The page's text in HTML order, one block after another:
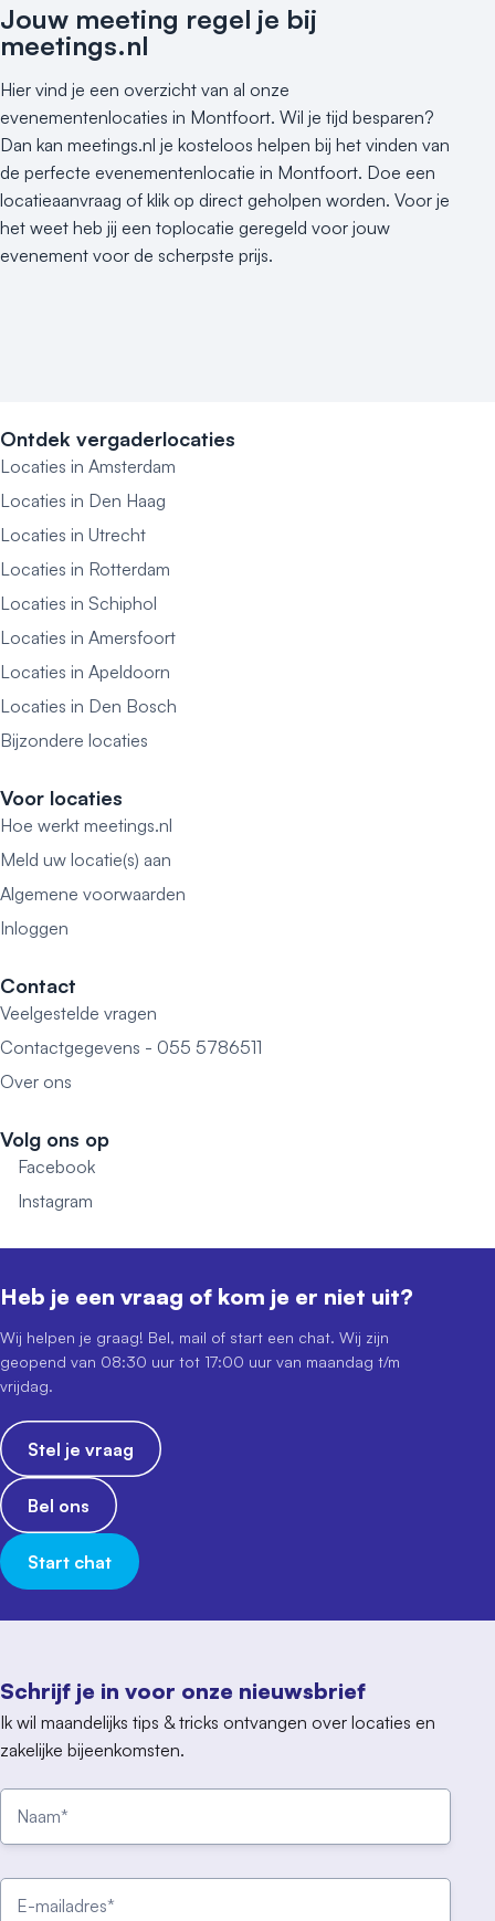
Buitenlocatie
Groene locatie
Heisessie
Hotel
Hybride events
Industriële locatie
Kasteel en landgoed
Jouw meeting regel je bij
meetings.nl
Hier vind je een overzicht van al onze
evenementenlocaties in Montfoort. Wil je tijd besparen?
Dan kan meetings.nl je kosteloos helpen bij het vinden van
de perfecte evenementenlocatie in Montfoort. Doe een
locatieaanvraag of klik op direct geholpen worden. Voor je
het weet heb jij een toplocatie geregeld voor jouw
evenement voor de scherpste prijs.
Ontdek vergaderlocaties
Locaties in Amsterdam
Locaties in Den Haag
Locaties in Utrecht
Locaties in Rotterdam
Locaties in Schiphol
Locaties in Amersfoort
Locaties in Apeldoorn
Locaties in Den Bosch
Bijzondere locaties
Voor locaties
Hoe werkt meetings.nl
Meld uw locatie(s) aan
Algemene voorwaarden
Inloggen
Contact
Veelgestelde vragen
Contactgegevens - 055 5786511
Over ons
Volg ons op
Facebook
Instagram
Schrijf je in voor onze nieuwsbrief
Ik wil maandelijks tips & tricks ontvangen over locaties en
zakelijke bijeenkomsten.
Heb je een vraag of kom je er niet uit?
Wij helpen je graag! Bel, mail of start een chat. Wij zijn
geopend van 08:30 uur tot 17:00 uur van maandag t/m
vrijdag.
Stel je vraag
Bel ons
Start chat